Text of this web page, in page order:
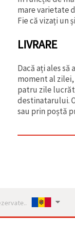
mare varietate
Fie că vizați un
LIVRARE
Dacă ați ales
moment al
patru zile
destinatarului.
sau prin poștă